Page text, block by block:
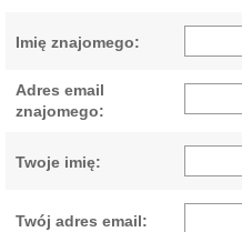
Imię znajomego:
Adres email
znajomego:
Twoje imię:
Twój adres email: